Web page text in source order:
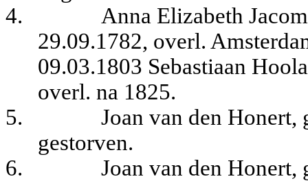
4.
Anna Elizabeth
29.09.1782, overl.
09.03.1803 Sebastiaan
overl. na 1825.
5.
Joan van den
gestorven.
6.
Joan van den